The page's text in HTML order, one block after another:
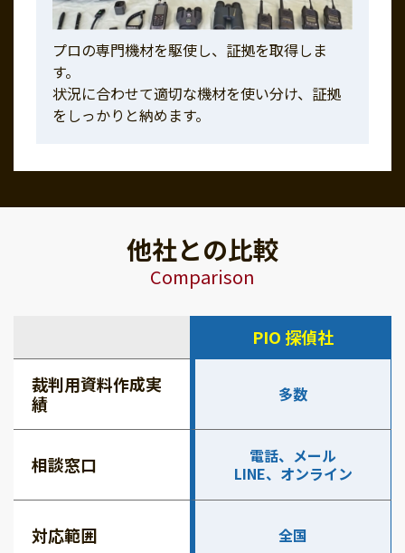
プロの専門機材を駆使し、証拠を取得しま
す。
状況に合わせて適切な機材を使い分け、証拠
をしっかりと納めます。
他社との比較
Comparison
PIO 探偵社
裁判用資料作成実
績
多数
相談窓口
電話、メール
LINE、オンライン
対応範囲 全国